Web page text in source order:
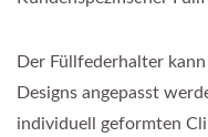
Der Füllfederhalter
Designs angepasst
individuell geformten